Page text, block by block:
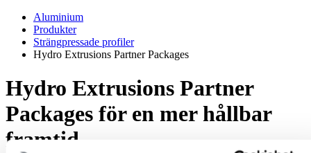
Aluminium
Produkter
Strängpressade profiler
Hydro Extrusions Partner Packages
Hydro Extrusions Partner
Packages för en mer hållbar
framtid